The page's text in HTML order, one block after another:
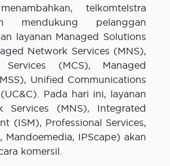
telkomtelstra
mendukung pelanggan
layanan Managed Solutions
Network Services (MNS),
(MCS), Managed
Unified Communications
Pada hari ini, layanan
Services (MNS), Integrated
(ISM), Professional Services,
Mandoemedia, IPScape) akan
komersil.